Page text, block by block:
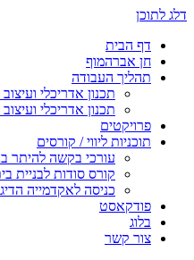
דלג לתוכן
דף הבית
חן אברהמוף
תהליך העבודה
תכנון אדריכלי
תכנון אדריכלי
פרויקטים
תוכניות ליווי / קורסים
עורכי בקשה להיתר בנייה
קורס סודות לבניית
כניסה לאקדמייה
פודקאסט
בלוג
צור קשר